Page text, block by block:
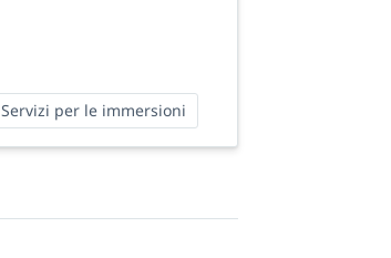
Servizi per le immersioni